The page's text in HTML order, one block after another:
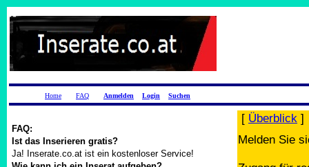
Home FAQ Anmelden Login Suchen
FAQ:
Ist das Inserieren gratis?
Ja! Inserate.co.at ist ein kostenloser Service!
[ Überblick
Melden Sie